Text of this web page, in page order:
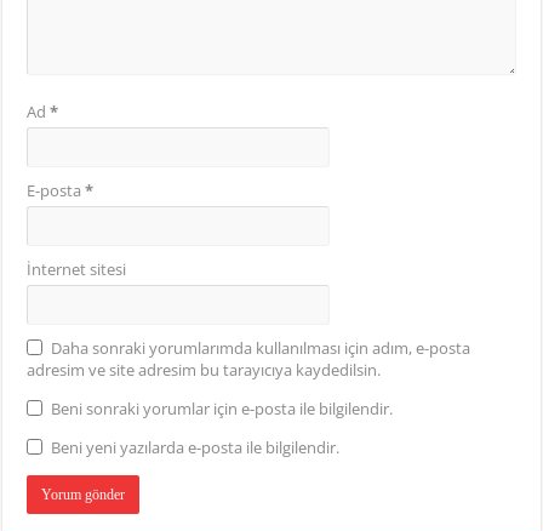
Ad*
E-posta*
İnternet sitesi
Daha sonraki yorumlarımda kullanılması için adım, e-posta
adresim ve site adresim bu tarayıcıya kaydedilsin.
Beni sonraki yorumlar için e-posta ile bilgilendir.
Beni yeni yazılarda e-posta ile bilgilendir.